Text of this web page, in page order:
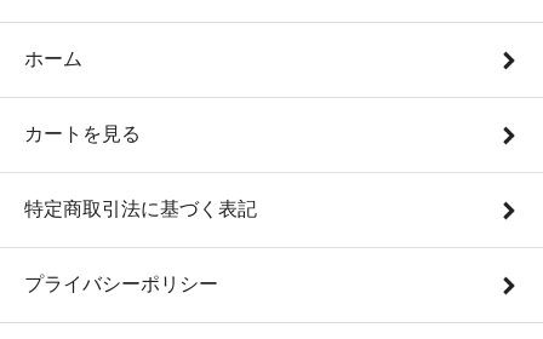
ホーム
カートを見る
特定商取引法に基づく表記
プライバシーポリシー